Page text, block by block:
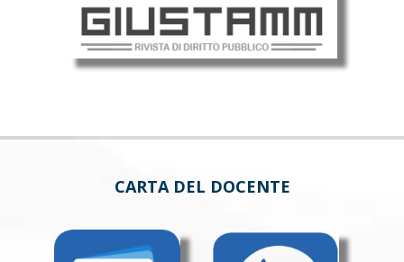
CARTA DEL DOCENTE